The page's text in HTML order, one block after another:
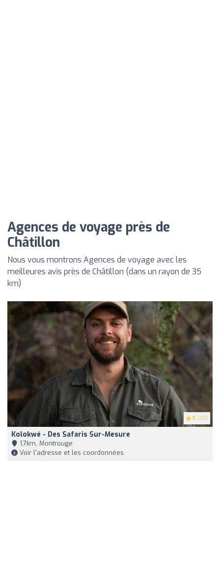
Agences de voyage près de
Châtillon
Nous vous montrons Agences de voyage avec les
meilleures avis près de Châtillon (dans un rayon de 35
km)
5 (131)
Kolokwé - Des Safaris Sur-Mesure
1,7km, Montrouge
Voir l'adresse et les coordonnées